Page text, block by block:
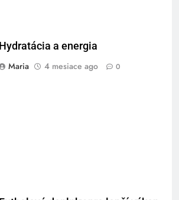
Hydratácia a energia
Maria
4 mesiace ago 0